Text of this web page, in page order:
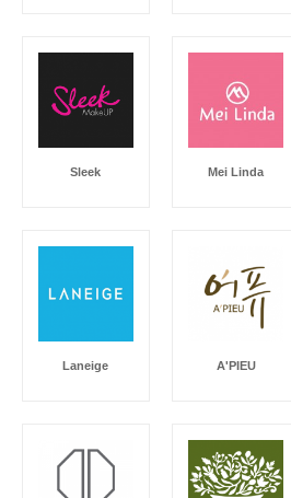
Sleek Mei Linda
Laneige A'PIEU